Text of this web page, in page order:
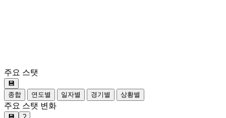
주요 스탯
💾
종합
연도별 일자별 경기별 상황별
주요 스탯 변화